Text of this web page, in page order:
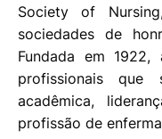
Society of
sociedades de
Fundada em
profissionais que
acadêmica,
profissão de